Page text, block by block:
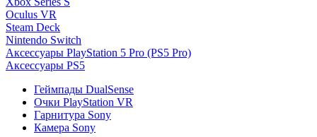
Oculus VR
Steam Deck
Nintendo Switch
Аксессуары PlayStation 5 Pro (PS5 Pro)
Аксессуары PS5
Геймпады DualSense
Очки PlayStation VR
Гарнитура Sony
Камера Sony